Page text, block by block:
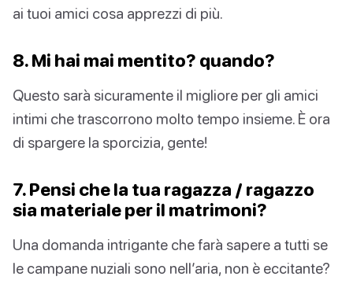
ai tuoi amici cosa apprezzi di più.
8. Mi hai mai mentito? quando?
Questo sarà sicuramente il migliore per gli amici
intimi che trascorrono molto tempo insieme. È ora
di spargere la sporcizia, gente!
7. Pensi che la tua ragazza / ragazzo
sia materiale per il matrimoni?
Una domanda intrigante che farà sapere a tutti se
le campane nuziali sono nell’aria, non è eccitante?